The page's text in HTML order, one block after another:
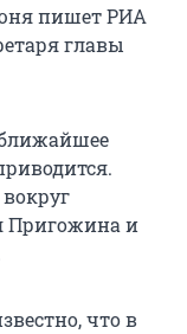
пишет РИА
главы
ближайшее
Пригожина и
что в